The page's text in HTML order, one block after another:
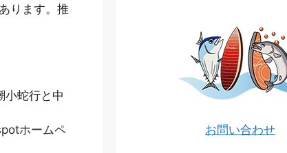
ります。推
小蛇行と中
ホームペ
お問い合わせ